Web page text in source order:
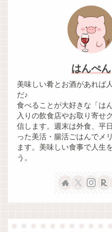
はんぺん
美味しい肴とお酒があれば
だ♪
食べることが大好きな「は
入りの飲食店やお取り寄せ
信します。週末は外食、平
った美活・腸活ごはんでメ
ます。美味しい食事で人生
う。